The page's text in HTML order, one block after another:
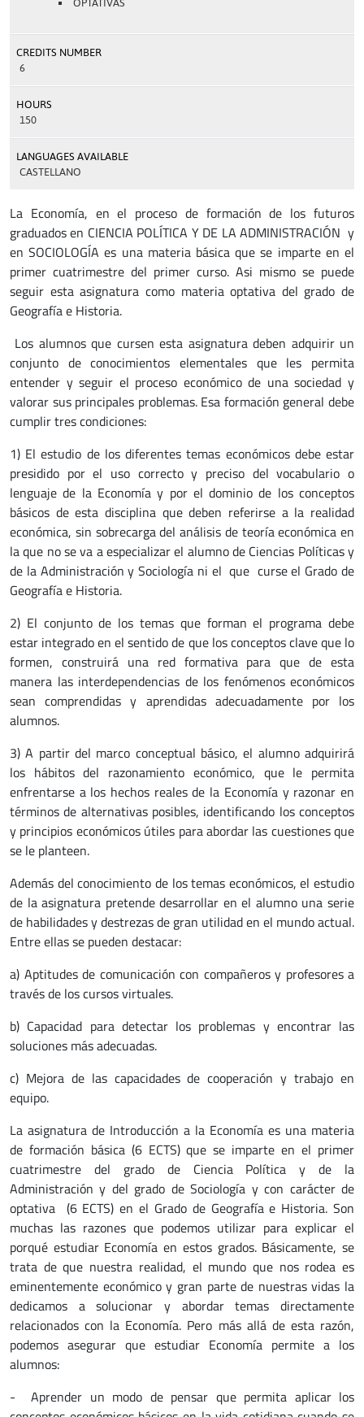
OPTATIVAS
CREDITS NUMBER
6
HOURS
150
LANGUAGES AVAILABLE
CASTELLANO
La Economía, en el proceso de formación de los futuros
graduados en CIENCIA POLÍTICA Y DE LA ADMINISTRACIÓN y
en SOCIOLOGÍA es una materia básica que se imparte en el
primer cuatrimestre del primer curso. Asi mismo se puede
seguir esta asignatura como materia optativa del grado de
Geografía e Historia.
Los alumnos que cursen esta asignatura deben adquirir un
conjunto de conocimientos elementales que les permita
entender y seguir el proceso económico de una sociedad y
valorar sus principales problemas. Esa formación general debe
cumplir tres condiciones:
1) El estudio de los diferentes temas económicos debe estar
presidido por el uso correcto y preciso del vocabulario o
lenguaje de la Economía y por el dominio de los conceptos
básicos de esta disciplina que deben referirse a la realidad
económica, sin sobrecarga del análisis de teoría económica en
la que no se va a especializar el alumno de Ciencias Políticas y
de la Administración y Sociología ni el que curse el Grado de
Geografía e Historia.
2) El conjunto de los temas que forman el programa debe
estar integrado en el sentido de que los conceptos clave que lo
formen, construirá una red formativa para que de esta
manera las interdependencias de los fenómenos económicos
sean comprendidas y aprendidas adecuadamente por los
alumnos.
3) A partir del marco conceptual básico, el alumno adquirirá
los hábitos del razonamiento económico, que le permita
enfrentarse a los hechos reales de la Economía y razonar en
términos de alternativas posibles, identificando los conceptos
y principios económicos útiles para abordar las cuestiones que
se le planteen.
Además del conocimiento de los temas económicos, el estudio
de la asignatura pretende desarrollar en el alumno una serie
de habilidades y destrezas de gran utilidad en el mundo actual.
Entre ellas se pueden destacar:
a) Aptitudes de comunicación con compañeros y profesores a
través de los cursos virtuales.
b) Capacidad para detectar los problemas y encontrar las
soluciones más adecuadas.
c) Mejora de las capacidades de cooperación y trabajo en
equipo.
La asignatura de Introducción a la Economía es una materia
de formación básica (6 ECTS) que se imparte en el primer
cuatrimestre del grado de Ciencia Política y de la
Administración y del grado de Sociología y con carácter de
optativa (6 ECTS) en el Grado de Geografía e Historia. Son
muchas las razones que podemos utilizar para explicar el
porqué estudiar Economía en estos grados. Básicamente, se
trata de que nuestra realidad, el mundo que nos rodea es
eminentemente económico y gran parte de nuestras vidas la
dedicamos a solucionar y abordar temas directamente
relacionados con la Economía. Pero más allá de esta razón,
podemos asegurar que estudiar Economía permite a los
alumnos:
- Aprender un modo de pensar que permita aplicar los